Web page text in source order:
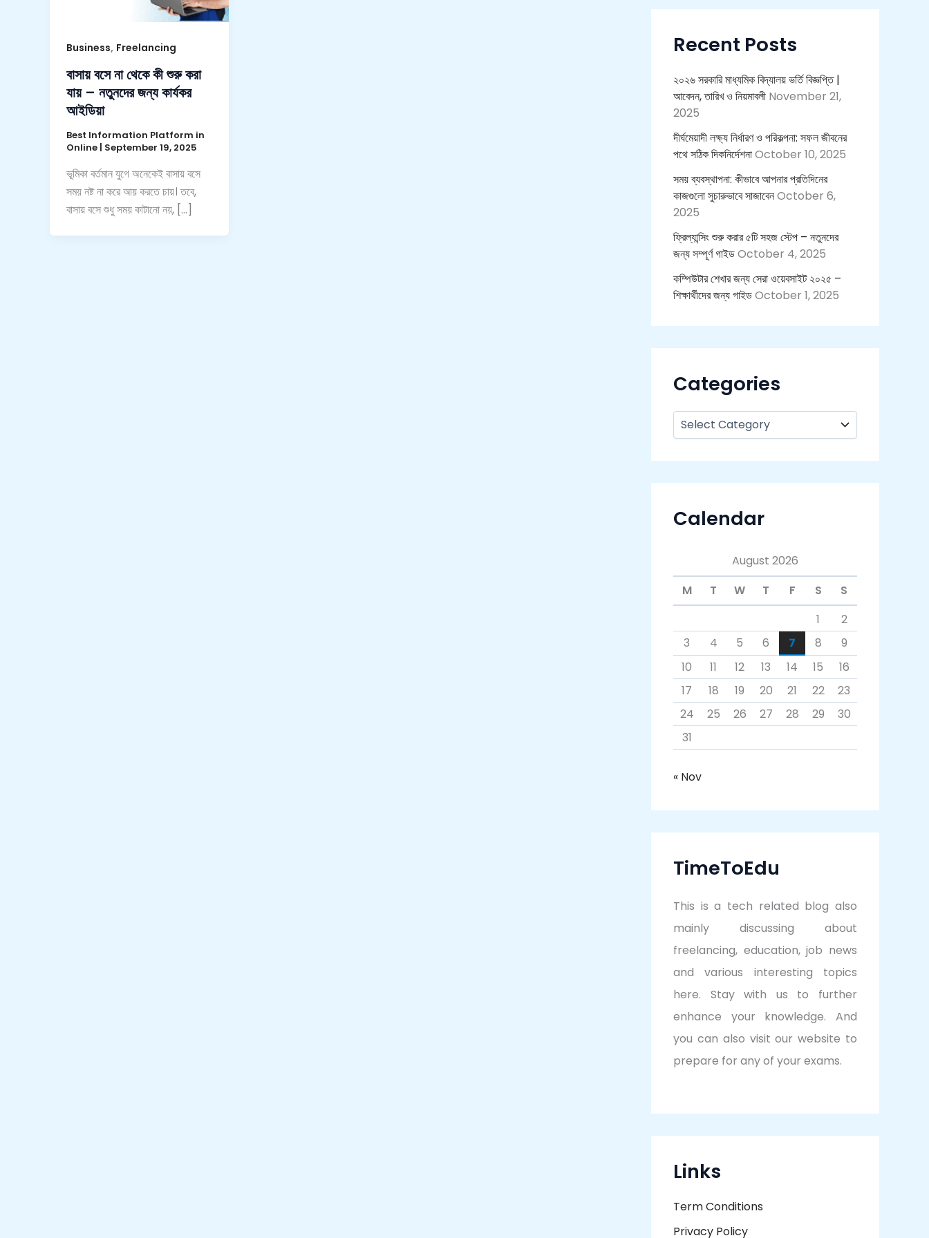
Business, Freelancing
বাসায় বসে না থেকে কী শুরু করা
যায় – নতুনদের জন্য কার্যকর
আইডিয়া
Best Information Platform in
Online | September 19, 2025
ভূমিকা বর্তমান যুগে অনেকেই বাসায় বসে
সময় নষ্ট না করে আয় করতে চায়। তবে,
বাসায় বসে শুধু সময় কাটানো নয়, […]
c
o
Recent Posts
২০২৬ সরকারি মাধ্যমিক বিদ্যালয় ভর্তি বিজ্ঞপ্তি |
আবেদন, তারিখ ও নিয়মাবলী November 21,
2025
দীর্ঘমেয়াদী লক্ষ্য নির্ধারণ ও পরিকল্পনা: সফল জীবনের
পথে সঠিক দিকনির্দেশনাOctober 10, 2025
সময় ব্যবস্থাপনা: কীভাবে আপনার প্রতিদিনের
কাজগুলো সুচারুভাবে সাজাবেনOctober 6,
2025
ফ্রিল্যান্সিং শুরু করার ৫টি সহজ স্টেপ – নতুনদের
জন্য সম্পূর্ণ গাইডOctober 4, 2025
কম্পিউটার শেখার জন্য সেরা ওয়েবসাইট ২০২৫ –
শিক্ষার্থীদের জন্য গাইডOctober 1, 2025
Categories
Calendar
August 2026
M
T W T F S
S
1
2
3
4 5 6 7 8
9
10
11 12 13 14 15
16
17
18 19 20 21 22
23
24
25 26 27 28 29
30
31
« Nov
TimeToEdu
This is a tech related blog also
mainly discussing about
freelancing, education, job news
and various interesting topics
here. Stay with us to further
enhance your knowledge. And
you can also visit our website to
prepare for any of your exams.
Links
Term Conditions
Privacy Policy